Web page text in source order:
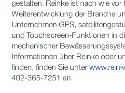
gestalten. Reinke ist nach wie vor
Weiterentwicklung der Branche
Unternehmen GPS,
und Touchscreen-Funktionen in
mechanischer
Informationen über Reinke oder
finden, finden Sie unter
402-365-7251 an.